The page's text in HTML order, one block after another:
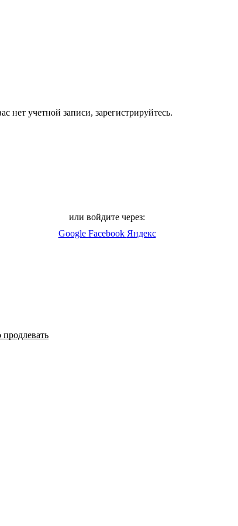
нет учетной записи, зарегистрируйтесь.
или войдите через:
Google Facebook Яндекс